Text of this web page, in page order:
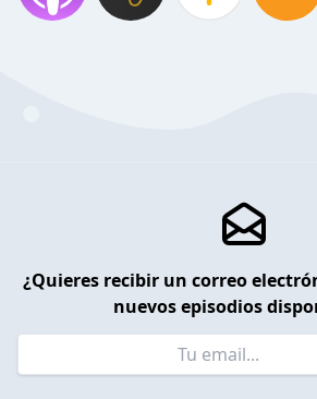
¿Quieres recibir un correo
nuevos episodios